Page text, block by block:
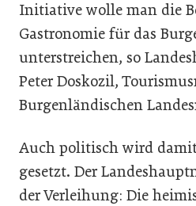
Initiative wolle man die
Gastronomie für das
unterstreichen, so
Peter Doskozil,
Burgenländischen
Auch politisch wird
gesetzt. Der
der Verleihung: Die